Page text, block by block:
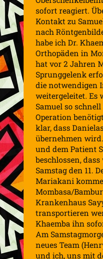
sofort reagiert.
Kontakt zu
nach
habe ich Dr.
Orthopäden in
hat vor 2 Jahren
Sprunggelenk
die notwendigen
weitergeleitet. Es
Samuel so
Operation
klar, dass
übernehmen
und dem Patient
beschlossen,
Samstag den 11.
Mariakani
Mombasa/
Krankenhaus
transportieren
Khaemba ihn
Am
neues Team
und ich, uns mit